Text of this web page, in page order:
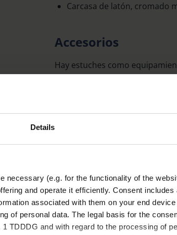
Details
necessary (e.g. for the functionality of the
and operate it efficiently. Consent
associated with them on your end
of personal data. The legal basis for the
TDDDG and with regard to the processing of
Carcasa de latón, cromado
Accesorios
Hay estuches como
correspondientes estuches
1256/ 1272
1258/ 1259/ 1270